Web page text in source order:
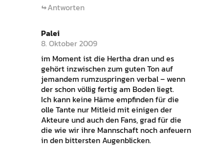
Antworten
Palei
8. Oktober 2009
im Moment ist die Hertha dran und es
gehört inzwischen zum guten Ton auf
jemandem rumzuspringen verbal – wenn
der schon völlig fertig am Boden liegt.
Ich kann keine Häme empfinden für die
olle Tante nur Mitleid mit einigen der
Akteure und auch den Fans, grad für die
die wie wir ihre Mannschaft noch anfeuern
in den bittersten Augenblicken.